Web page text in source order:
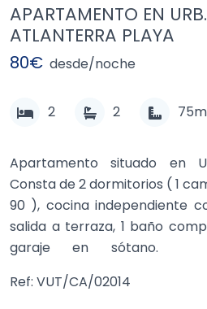
APARTAMENTO EN URB.
ATLANTERRA PLAYA
2 2 75m
Apartamento situado en
Consta de 2 dormitorios ( 1
90 ), cocina independiente
salida a terraza, 1 baño
garaje en sótano.
Ref: VUT/CA/02014
80€ desde/noche